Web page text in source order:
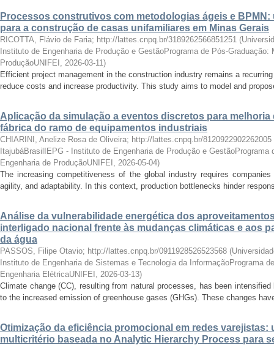
Processos construtivos com metodologias ágeis e
para a construção de casas unifamiliares em Minas Gerais
RICOTTA, Flávio de Faria; http://lattes.cnpq.br/3189262566851251 (
Instituto de Engenharia de Produção e GestãoPrograma de Pós-Graduação:
ProduçãoUNIFEI , 2026-03-11)
Efficient project management in the construction industry remains a
reduce costs and increase productivity. This study aims to model and
Aplicação da simulação a eventos discretos para melhoria
fábrica do ramo de equipamentos industriais
CHIARINI, Anelize Rosa de Oliveira; http://lattes.cnpq.br/8120922902262005
ItajubáBrasilIEPG - Instituto de Engenharia de Produção e GestãoPrograma
Engenharia de ProduçãoUNIFEI , 2026-05-04)
The increasing competitiveness of the global industry requires
agility, and adaptability. In this context, production bottlenecks hinder
Análise da vulnerabilidade energética dos
interligado nacional frente às mudanças climáticas e aos
da água
PASSOS, Filipe Otavio; http://lattes.cnpq.br/0911928526523568 (
Instituto de Engenharia de Sistemas e Tecnologia da InformaçãoPrograma
Engenharia ElétricaUNIFEI , 2026-03-13)
Climate change (CC), resulting from natural processes, has been
to the increased emission of greenhouse gases (GHGs). These changes
Otimização da eficiência promocional em redes varejistas:
multicritério baseada no Analytic Hierarchy Process para